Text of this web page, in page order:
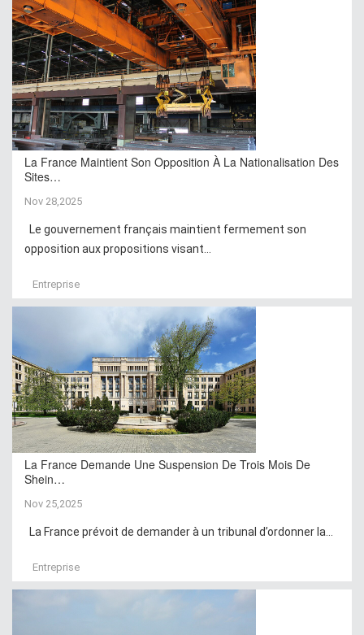
La France Maintient Son Opposition À La Nationalisation Des
Sites…
Nov 28,2025
Le gouvernement français maintient fermement son
opposition aux propositions visant...
Entreprise
La France Demande Une Suspension De Trois Mois De
Shein…
Nov 25,2025
La France prévoit de demander à un tribunal d’ordonner la...
Entreprise